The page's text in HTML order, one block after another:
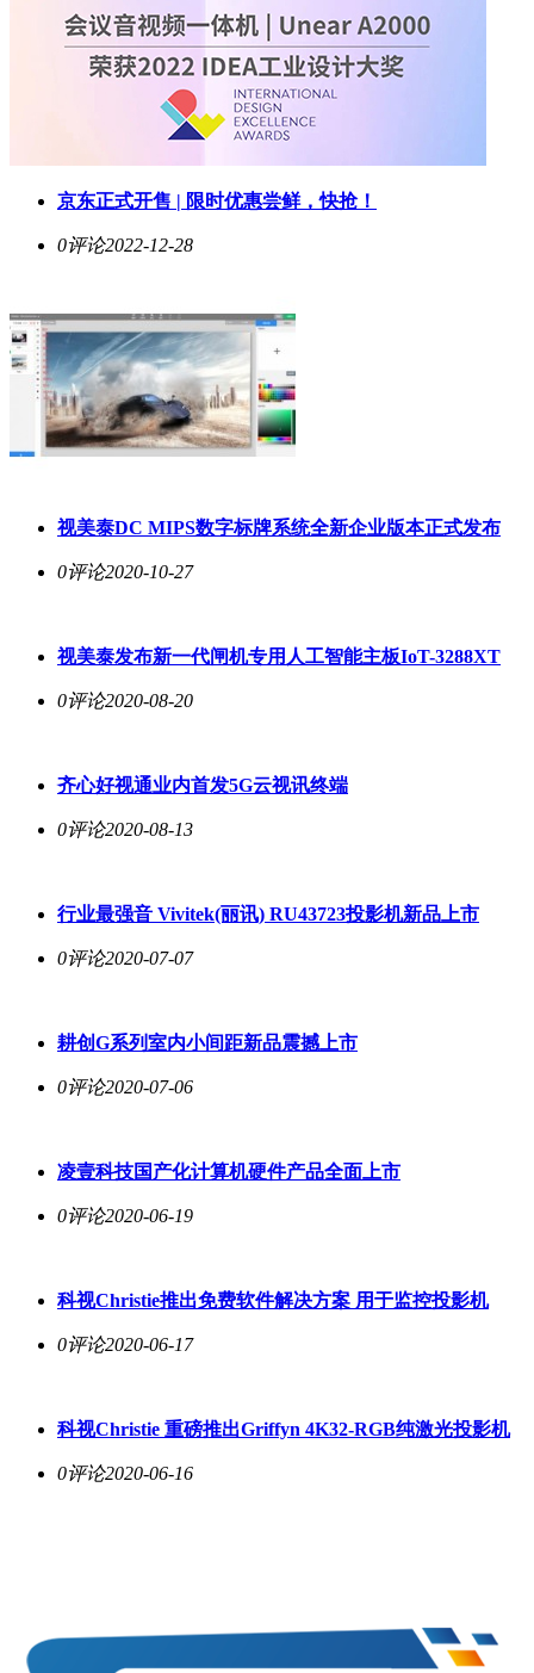
京东正式开售 | 限时优惠尝鲜，快抢！
0评论2022-12-28
视美泰DC MIPS数字标牌系统全新企业版本正式发布
0评论2020-10-27
视美泰发布新一代闸机专用人工智能主板IoT-3288XT
0评论2020-08-20
齐心好视通业内首发5G云视讯终端
0评论2020-08-13
行业最强音 Vivitek(丽讯) RU43723投影机新品上市
0评论2020-07-07
耕创G系列室内小间距新品震撼上市
0评论2020-07-06
凌壹科技国产化计算机硬件产品全面上市
0评论2020-06-19
科视Christie推出免费软件解决方案 用于监控投影机
0评论2020-06-17
科视Christie 重磅推出Griffyn 4K32-RGB纯激光投影机
0评论2020-06-16